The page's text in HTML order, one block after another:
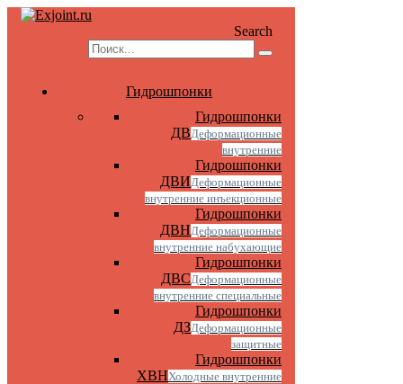
Search
Гидрошпонки
Гидрошпонки
ДВДеформационные
внутренние
Гидрошпонки
ДВИДеформационные
внутренние инъекционные
Гидрошпонки
ДВНДеформационные
внутренние набухающие
Гидрошпонки
ДВСДеформационные
внутренние специальные
Гидрошпонки
ДЗДеформационные
защитные
Гидрошпонки
ХВНХолодные внутренние